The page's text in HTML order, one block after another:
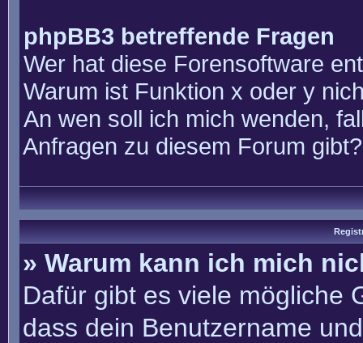
phpBB3 betreffende Fragen
Wer hat diese Forensoftware
Warum ist Funktion x oder y
An wen soll ich mich wenden,
Anfragen zu diesem Forum gibt?
» Warum kann ich mich
Dafür gibt es viele mögliche
dass dein Benutzername